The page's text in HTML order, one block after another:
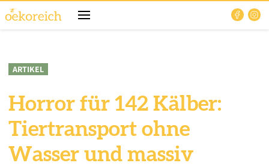
ARTIKEL
Horror für 142 Kälber:
Tiertransport ohne
Wasser und massiv